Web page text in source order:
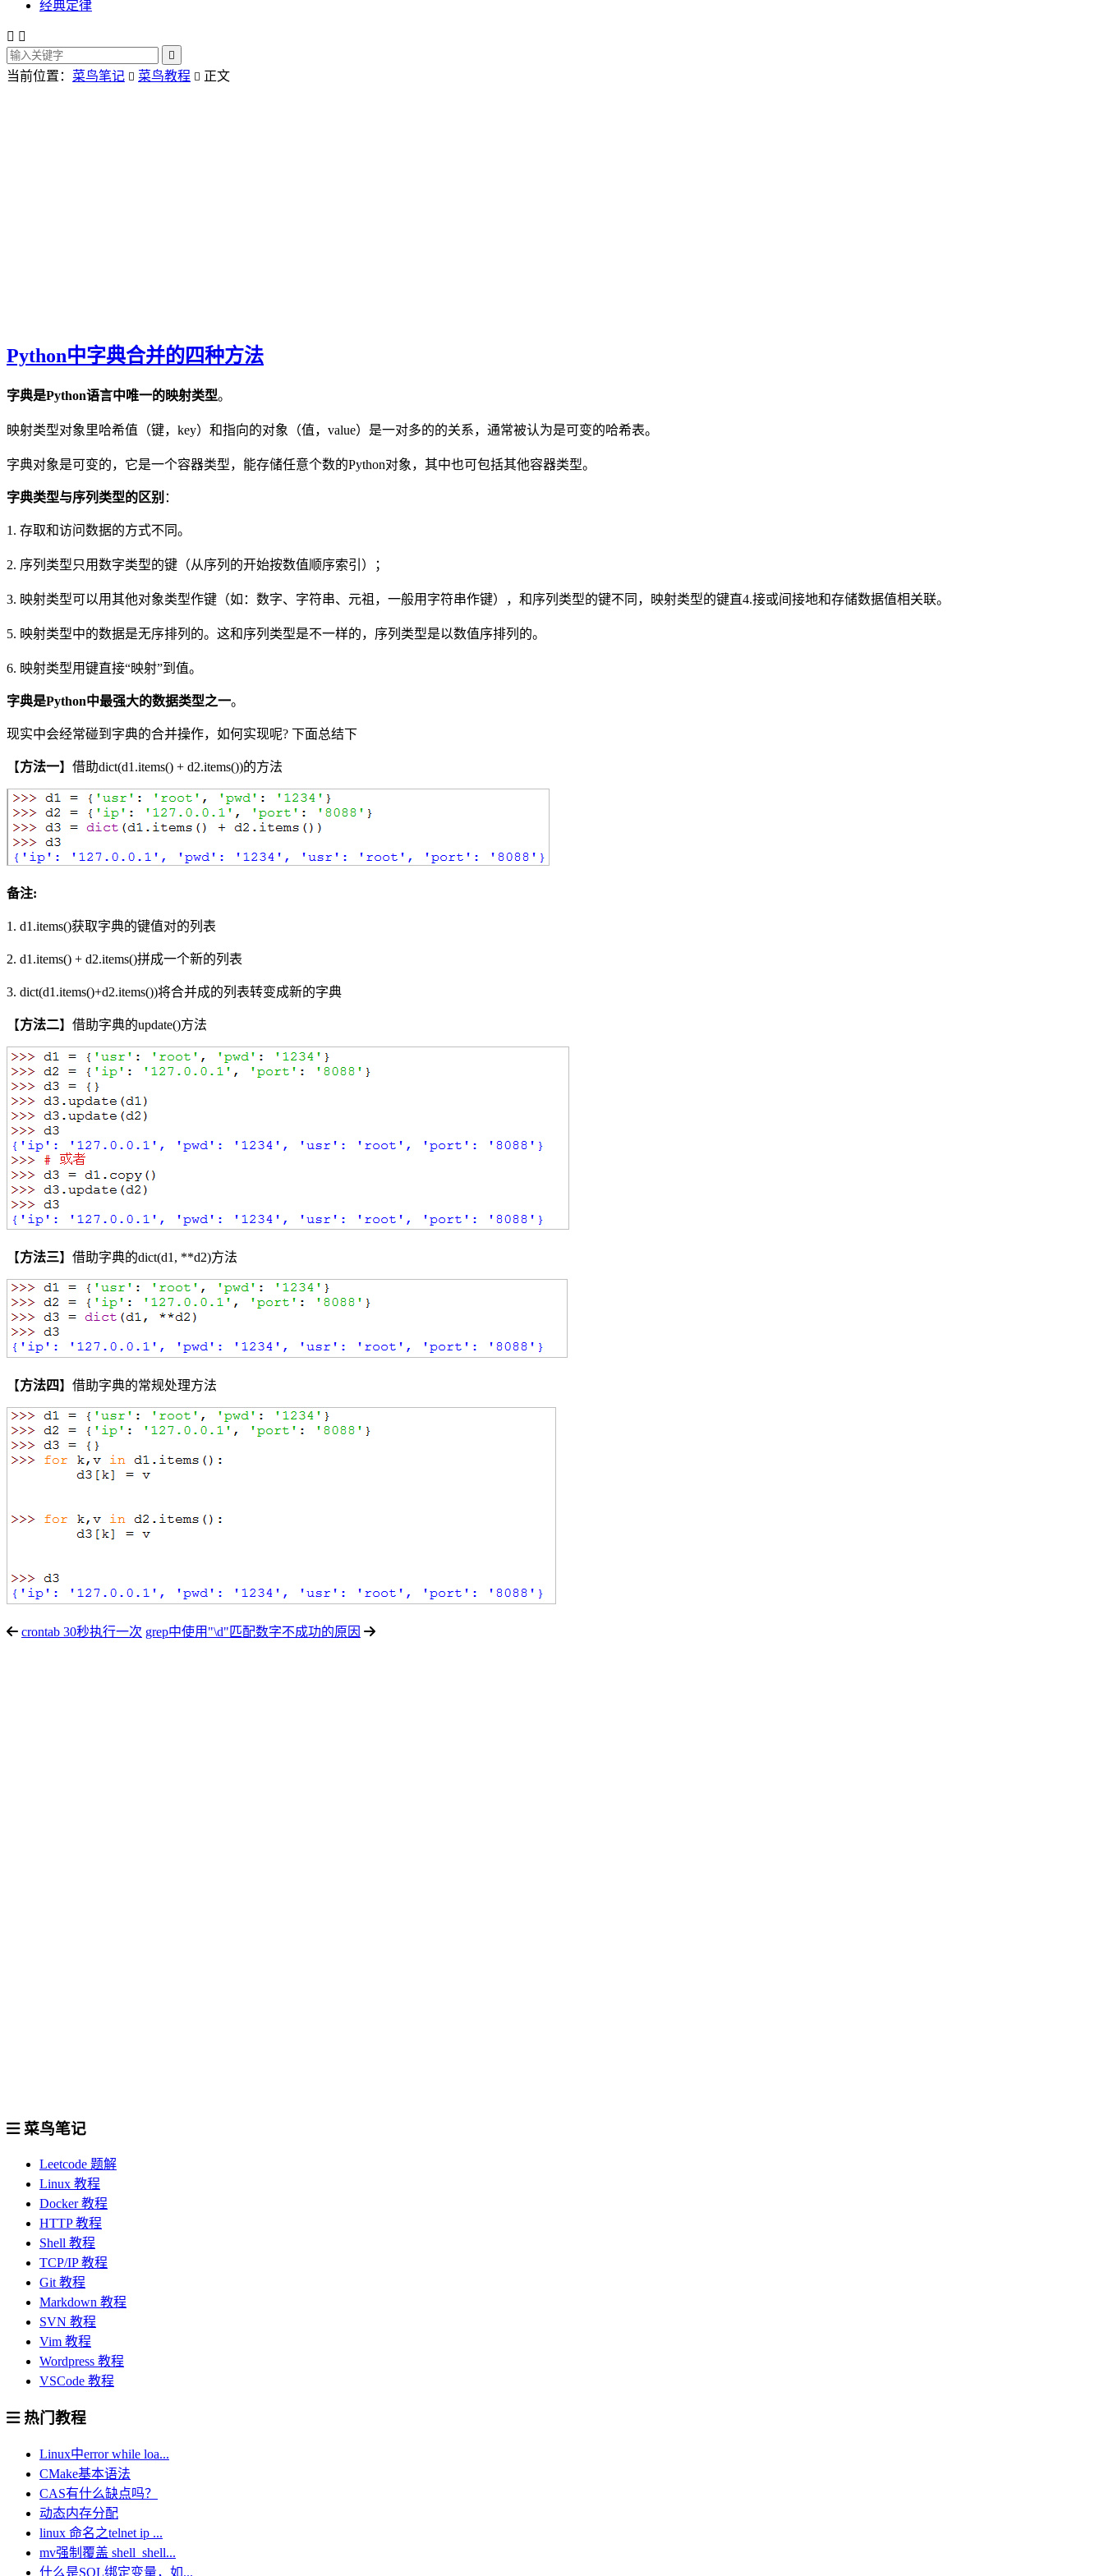
经典定律
 

当前位置： 菜鸟笔记  菜鸟教程  正文
Python中字典合并的四种方法
字典是Python语言中唯一的映射类型。
映射类型对象里哈希值（键，key）和指向的对象（值，value）是一对多的的关系，通常被认为是可变的哈希表。
字典对象是可变的，它是一个容器类型，能存储任意个数的Python对象，其中也可包括其他容器类型。
字典类型与序列类型的区别 ：
1. 存取和访问数据的方式不同。
2. 序列类型只用数字类型的键（从序列的开始按数值顺序索引）；
3. 映射类型可以用其他对象类型作键（如：数字、字符串、元祖，一般用字符串作键），和序列类型的键不同，映射类型的键直4.接或间接地和存储数据值相关联。
5. 映射类型中的数据是无序排列的。这和序列类型是不一样的，序列类型是以数值序排列的。
6. 映射类型用键直接“映射”到值。
字典是Python中最强大的数据类型之一。
现实中会经常碰到字典的合并操作，如何实现呢? 下面总结下
【方法一】借助dict(d1.items() + d2.items())的方法
备注:
1. d1.items()获取字典的键值对的列表
2. d1.items() + d2.items()拼成一个新的列表
3. dict(d1.items()+d2.items())将合并成的列表转变成新的字典
【方法二】借助字典的update()方法
【方法三】借助字典的dict(d1, **d2)方法
【方法四】借助字典的常规处理方法
crontab 30秒执行一次 grep中使用"\d"匹配数字不成功的原因
菜鸟笔记
Leetcode 题解
Linux 教程
Docker 教程
HTTP 教程
Shell 教程
TCP/IP 教程
Git 教程
Markdown 教程
SVN 教程
Vim 教程
Wordpress 教程
VSCode 教程
热门教程
Linux中error while loa...
CMake基本语法
CAS有什么缺点吗？
动态内存分配
linux 命名之telnet ip ...
mv强制覆盖 shell_shell...
什么是SQL绑定变量，如...